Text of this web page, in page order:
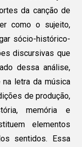
da canção de
como o sujeito,
sócio-histórico-
discursivas que
dessa análise,
letra da música
de produção,
memória e
elementos
sentidos. Essa